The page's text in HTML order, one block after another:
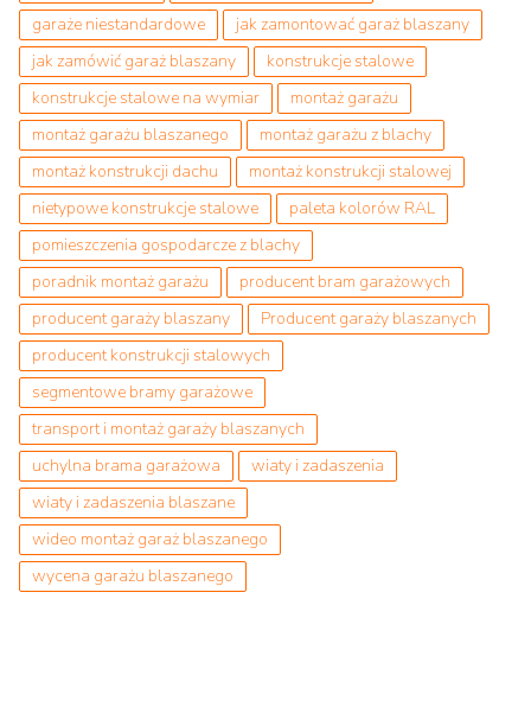
garaże niestandardowe
jak zamontować garaż blaszany
jak zamówić garaż blaszany
konstrukcje stalowe
konstrukcje stalowe na wymiar
montaż garażu
montaż garażu blaszanego
montaż garażu z blachy
montaż konstrukcji dachu
montaż konstrukcji stalowej
nietypowe konstrukcje stalowe
paleta kolorów RAL
pomieszczenia gospodarcze z blachy
poradnik montaż garażu
producent bram garażowych
producent garaży blaszany
Producent garaży blaszanych
producent konstrukcji stalowych
segmentowe bramy garażowe
transport i montaż garaży blaszanych
uchylna brama garażowa
wiaty i zadaszenia
wiaty i zadaszenia blaszane
wideo montaż garaż blaszanego
wycena garażu blaszanego